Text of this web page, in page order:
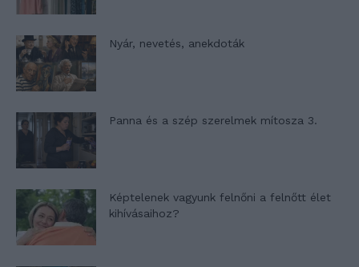
Nyár, nevetés, anekdoták
Panna és a szép szerelmek mítosza 3.
Képtelenek vagyunk felnőni a felnőtt élet
kihívásaihoz?